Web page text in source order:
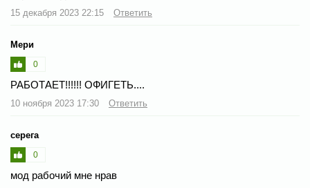
15 декабря 2023 22:15 Ответить
Мери
0
РАБОТАЕТ!!!!!! ОФИГЕТЬ....
10 ноября 2023 17:30 Ответить
серега
0
мод рабочий мне нрав